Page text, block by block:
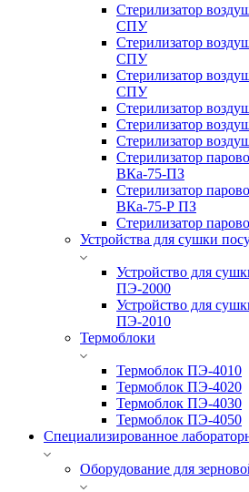
Стерилизатор
СПУ
Стерилизатор
СПУ
Стерилизатор
СПУ
Стерилизатор
Стерилизатор
Стерилизатор
Стерилизатор
ВКа-75-ПЗ
Стерилизатор
ВКа-75-Р ПЗ
Стерилизатор
Устройства для сушки
Устройство для
ПЭ-2000
Устройство для
ПЭ-2010
Термоблоки
Термоблок ПЭ-4010
Термоблок ПЭ-4020
Термоблок ПЭ-4030
Термоблок ПЭ-4050
Специализированное
Оборудование для